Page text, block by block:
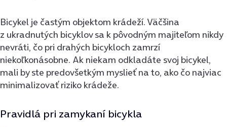
Bicykel je častým objektom krádeží. Väčšina
z ukradnutých bicyklov sa k pôvodným majiteľom nikdy
nevráti, čo pri drahých bicykloch zamrzí
niekoľkonásobne. Ak niekam odkladáte svoj bicykel,
mali by ste predovšetkým myslieť na to, ako čo najviac
minimalizovať riziko krádeže.
Pravidlá pri zamykaní bicykla